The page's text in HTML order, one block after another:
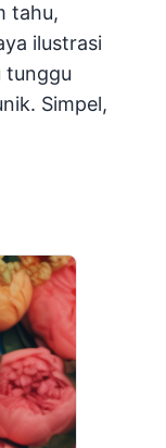
tahu,
ilustrasi
tunggu
Simpel,